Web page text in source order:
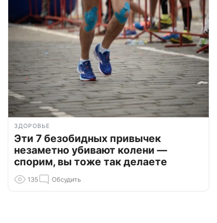
ЗДОРОВЬЕ
Эти 7 безобидных привычек
незаметно убивают колени —
спорим, вы тоже так делаете
135 Обсудить